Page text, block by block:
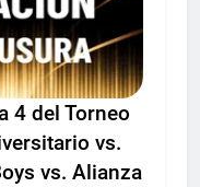
4 del Torneo
vs.
vs. Alianza